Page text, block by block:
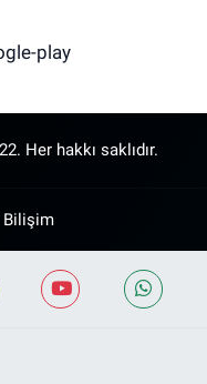
Her hakkı saklıdır.
Bilişim